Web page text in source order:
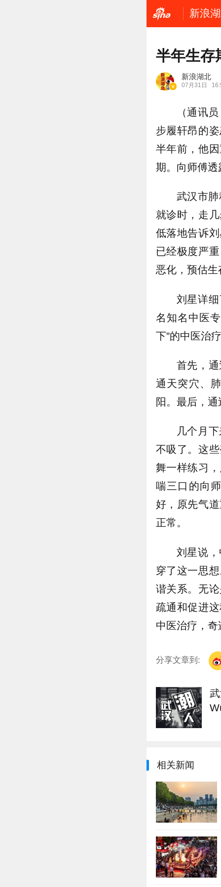
新浪
半年生存
新浪湖北
07月31日
（通讯
步履轩昂的
半年前，他
期。向师傅透
武汉市
就诊时，走
低落地告诉
已经极度严
恶化，预估
刘星详
名知名中医
下”的中医治
首先，
通天突穴、
阳。最后，
几个月
不吸了。这
舞一样练习
喘三口的向
好，原先气
正常。
刘星说
穿了这一思
谐关系。无
疏通和促进
中医治疗，
分享文章到:
相关新闻